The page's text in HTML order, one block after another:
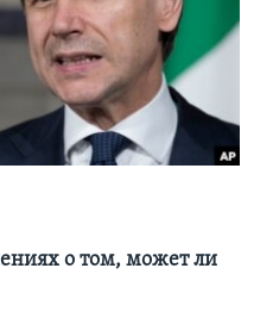
о том, может ли